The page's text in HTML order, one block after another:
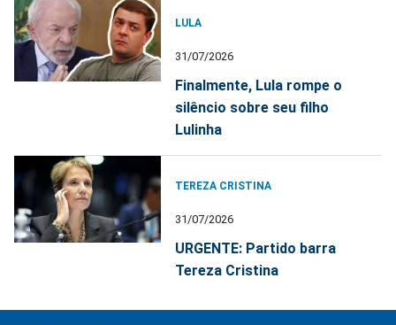
LULA
31/07/2026
Finalmente, Lula rompe o
silêncio sobre seu filho
Lulinha
TEREZA CRISTINA
31/07/2026
URGENTE: Partido barra
Tereza Cristina